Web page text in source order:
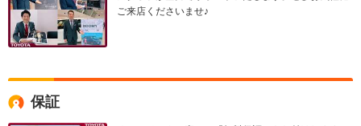
ご来店くださいませ♪
保証